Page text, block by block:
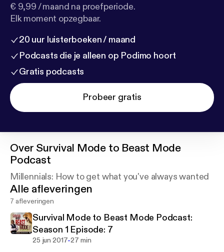
€ 9,99 / maand na proefperiode.
Elk moment opzegbaar.
20 uur luisterboeken / maand
Podcasts die je alleen op Podimo hoort
Gratis podcasts
Probeer gratis
Over Survival Mode to Beast Mode
Podcast
Millennials: How to get what you've always wanted
Alle afleveringen
7 afleveringen
Survival Mode to Beast Mode Podcast:
Season 1 Episode: 7
25 jun 2017-27 min